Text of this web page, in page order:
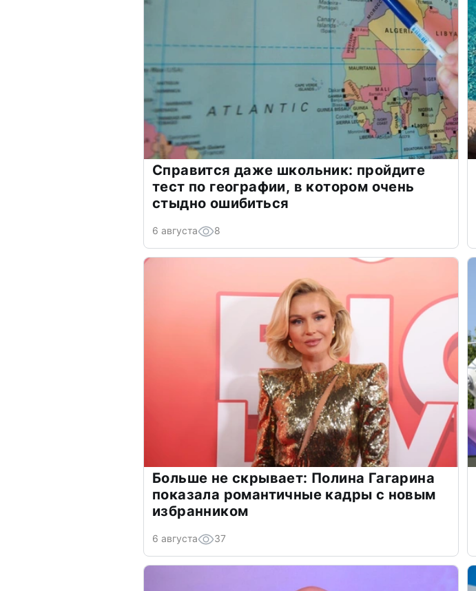
Справится даже школьник: пройдите
тест по географии, в котором очень
стыдно ошибиться
6 августа 8
Больше не скрывает: Полина Гагарина
показала романтичные кадры с новым
избранником
6 августа 37